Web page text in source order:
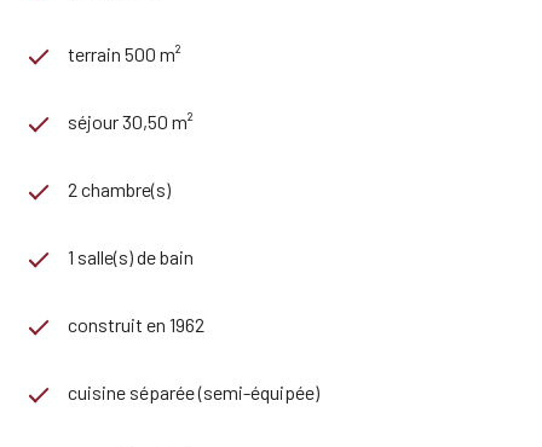
terrain 500 m²
séjour 30,50 m²
2 chambre(s)
1 salle(s) de bain
construit en 1962
cuisine séparée (semi-équipée)